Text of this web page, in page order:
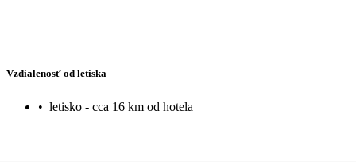
Vzdialenosť od letiska
• letisko - cca 16 km od hotela